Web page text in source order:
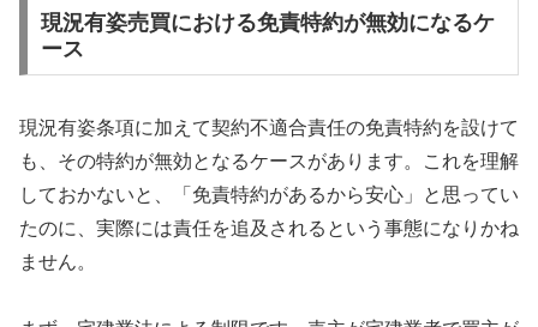
現況有姿売買における免責特約が無効になるケ
ース
現況有姿条項に加えて契約不適合責任の免責特約を設けて
も、その特約が無効となるケースがあります。これを理解
しておかないと、「免責特約があるから安心」と思ってい
たのに、実際には責任を追及されるという事態になりかね
ません。